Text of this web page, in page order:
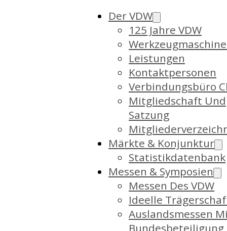
Der VDW
125 Jahre VDW
Leistungen
Kontaktpersonen
Verbindungsbüro
Mitgliedschaft Und
Satzung
Märkte & Konjunktur
Statistikdatenbank
Messen & Symposien
Messen Des VDW
Ideelle
Auslandsmessen
Bundesbeteiligung